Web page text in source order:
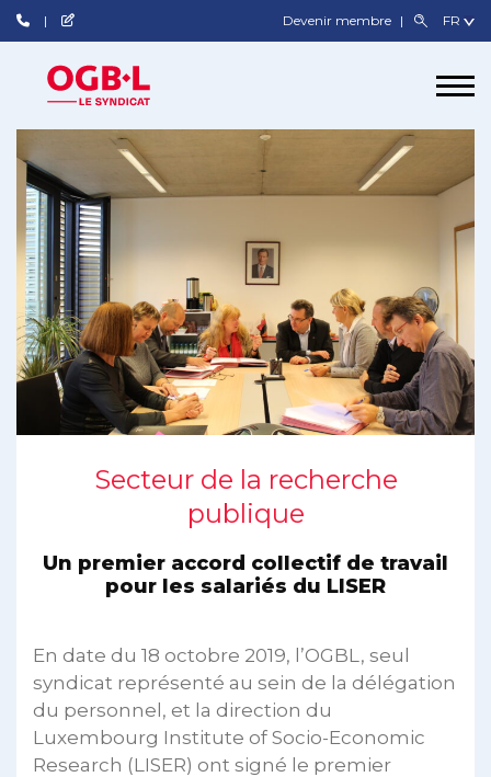
Devenir membre
Secteur de la recherche
publique
Un premier accord collectif de travail
pour les salariés du LISER
En date du 18 octobre 2019, l’OGBL, seul
syndicat représenté au sein de la délégation
du personnel, et la direction du
Luxembourg Institute of Socio-Economic
Research (LISER) ont signé le premier